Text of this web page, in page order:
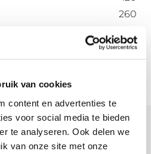
van cookies
content en advertenties te
voor social media te bieden
te analyseren. Ook delen we
van onze site met onze
260
72